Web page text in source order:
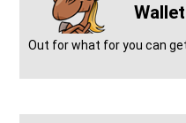
Wallet
Out for what for you can